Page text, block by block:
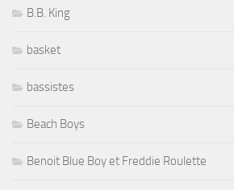
B.B. King
basket
bassistes
Beach Boys
Benoit Blue Boy et Freddie Roulette